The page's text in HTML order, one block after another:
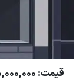
قیمت: 12,000,000,000 تومان